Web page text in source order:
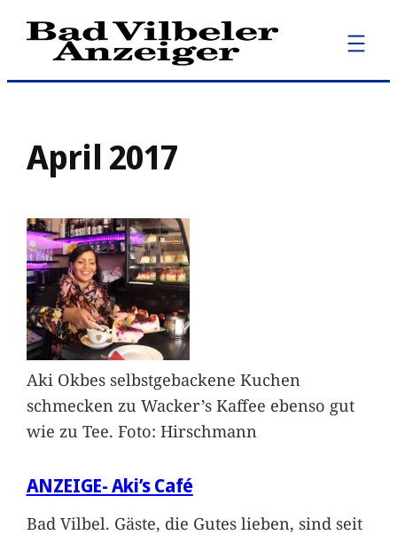
Zum
Inhalt
April 2017
Aki Okbes selbstgebackene Kuchen
schmecken zu Wacker’s Kaffee ebenso gut
wie zu Tee. Foto: Hirschmann
ANZEIGE- Aki’s Café
Bad Vilbel. Gäste, die Gutes lieben, sind seit